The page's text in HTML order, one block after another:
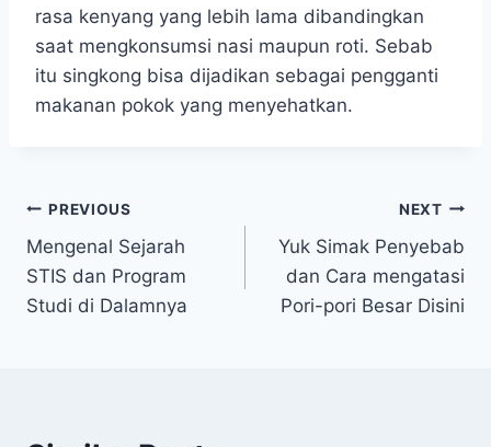
rasa kenyang yang lebih lama dibandingkan
saat mengkonsumsi nasi maupun roti. Sebab
itu singkong bisa dijadikan sebagai pengganti
makanan pokok yang menyehatkan.
Post
navigation
PREVIOUS
Mengenal Sejarah
STIS dan Program
Studi di Dalamnya
NEXT
Yuk Simak Penyebab
dan Cara mengatasi
Pori-pori Besar Disini